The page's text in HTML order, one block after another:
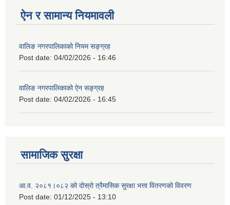
ऐन र सामान्य नियमावली
वालिङ नगरपालिकाको नियम सङ्ग्रह
Post date: 04/02/2026 - 16:46
वालिङ नगरपालिकाको ऐन सङ्ग्रह
Post date: 04/02/2026 - 16:45
सामाजिक सुरक्षा
आ.व. २०८१।०८२ को दोस्रो त्रैमासिक सुरक्षा भत्ता वितरणको विवरण
Post date: 01/12/2025 - 13:10